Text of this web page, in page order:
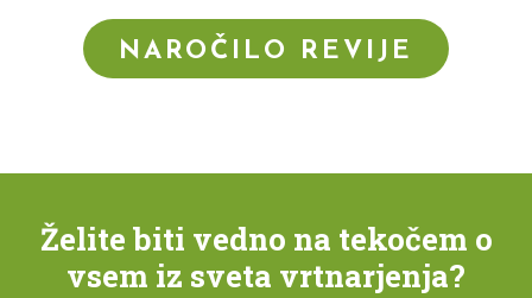
NAROČILO REVIJE
Želite biti vedno na tekočem o
vsem iz sveta vrtnarjenja?